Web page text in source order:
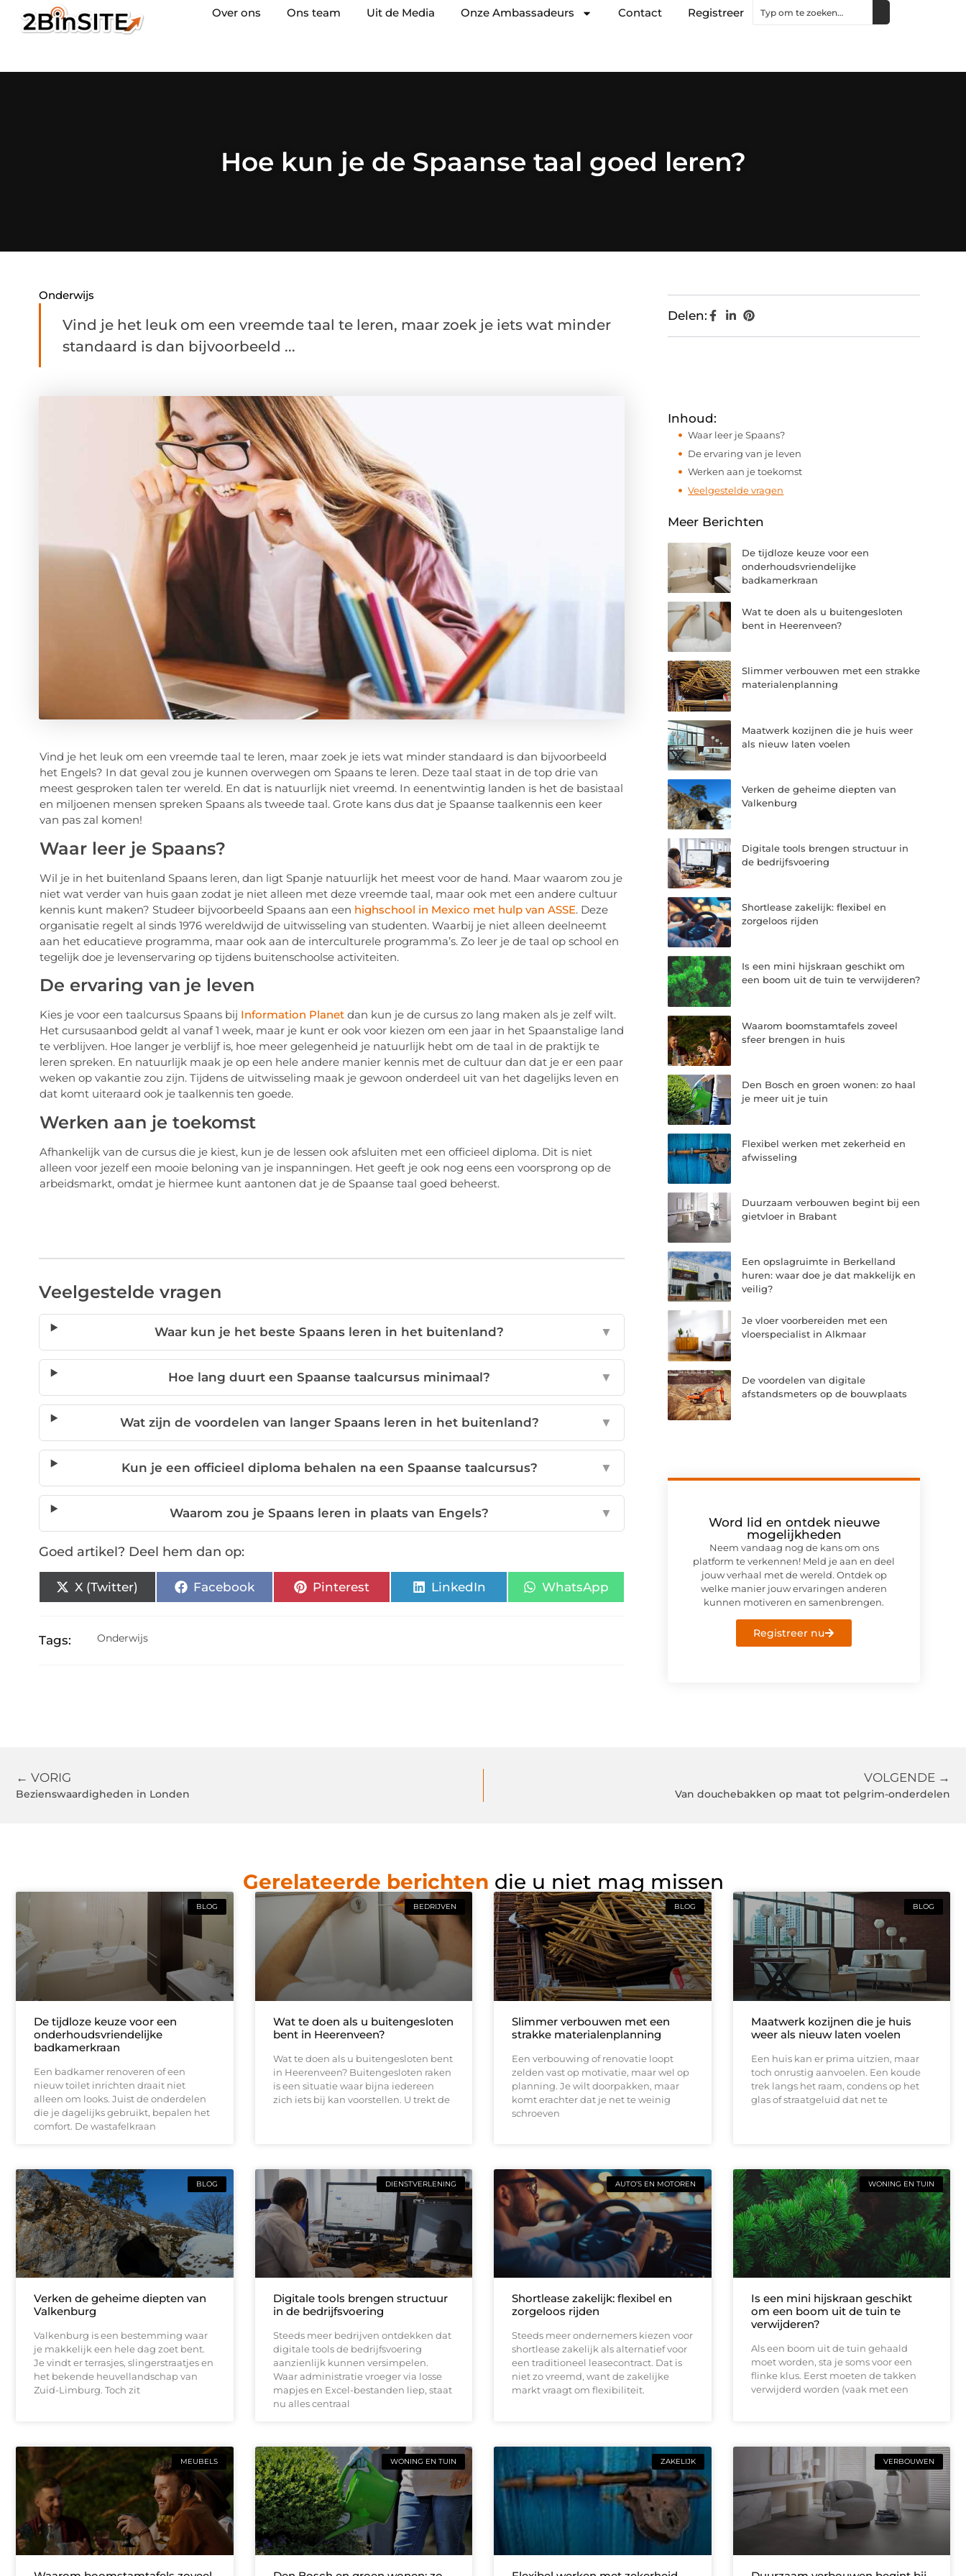
Over ons Ons team Uit de Media Onze Ambassadeurs Contact Registreer
Hoe kun je de Spaanse taal goed leren?
Onderwijs
Vind je het leuk om een vreemde taal te leren, maar zoek je iets wat minder
standaard is dan bijvoorbeeld ...
Vind je het leuk om een vreemde taal te leren, maar zoek je iets wat minder standaard is dan bijvoorbeeld
het Engels? In dat geval zou je kunnen overwegen om Spaans te leren. Deze taal staat in de top drie van
meest gesproken talen ter wereld. En dat is natuurlijk niet vreemd. In eenentwintig landen is het de basistaal
en miljoenen mensen spreken Spaans als tweede taal. Grote kans dus dat je Spaanse taalkennis een keer
van pas zal komen!
Waar leer je Spaans?
Wil je in het buitenland Spaans leren, dan ligt Spanje natuurlijk het meest voor de hand. Maar waarom zou je
niet wat verder van huis gaan zodat je niet alleen met deze vreemde taal, maar ook met een andere cultuur
kennis kunt maken? Studeer bijvoorbeeld Spaans aan een highschool in Mexico met hulp van ASSE. Deze
organisatie regelt al sinds 1976 wereldwijd de uitwisseling van studenten. Waarbij je niet alleen deelneemt
aan het educatieve programma, maar ook aan de interculturele programma’s. Zo leer je de taal op school en
tegelijk doe je levenservaring op tijdens buitenschoolse activiteiten.
De ervaring van je leven
Kies je voor een taalcursus Spaans bij Information Planetdan kun je de cursus zo lang maken als je zelf wilt.
Het cursusaanbod geldt al vanaf 1 week, maar je kunt er ook voor kiezen om een jaar in het Spaanstalige land
te verblijven. Hoe langer je verblijf is, hoe meer gelegenheid je natuurlijk hebt om de taal in de praktijk te
leren spreken. En natuurlijk maak je op een hele andere manier kennis met de cultuur dan dat je er een paar
weken op vakantie zou zijn. Tijdens de uitwisseling maak je gewoon onderdeel uit van het dagelijks leven en
dat komt uiteraard ook je taalkennis ten goede.
Werken aan je toekomst
Afhankelijk van de cursus die je kiest, kun je de lessen ook afsluiten met een officieel diploma. Dit is niet
alleen voor jezelf een mooie beloning van je inspanningen. Het geeft je ook nog eens een voorsprong op de
arbeidsmarkt, omdat je hiermee kunt aantonen dat je de Spaanse taal goed beheerst.
Veelgestelde vragen
Waar kun je het beste Spaans leren in het buitenland? ▼
Hoe lang duurt een Spaanse taalcursus minimaal? ▼
Wat zijn de voordelen van langer Spaans leren in het buitenland? ▼
Kun je een officieel diploma behalen na een Spaanse taalcursus? ▼
Waarom zou je Spaans leren in plaats van Engels? ▼
Goed artikel? Deel hem dan op:
X (Twitter) Facebook Pinterest LinkedIn WhatsApp
Tags: Onderwijs
Delen:
Inhoud:
Waar leer je Spaans?
De ervaring van je leven
Werken aan je toekomst
Veelgestelde vragen
Meer Berichten
De tijdloze keuze voor een
onderhoudsvriendelijke
badkamerkraan
Wat te doen als u buitengesloten
bent in Heerenveen?
Slimmer verbouwen met een strakke
materialenplanning
Maatwerk kozijnen die je huis weer
als nieuw laten voelen
Verken de geheime diepten van
Valkenburg
Digitale tools brengen structuur in
de bedrijfsvoering
Shortlease zakelijk: flexibel en
zorgeloos rijden
Is een mini hijskraan geschikt om
een boom uit de tuin te verwijderen?
Waarom boomstamtafels zoveel
sfeer brengen in huis
Den Bosch en groen wonen: zo haal
je meer uit je tuin
Flexibel werken met zekerheid en
afwisseling
Duurzaam verbouwen begint bij een
gietvloer in Brabant
Een opslagruimte in Berkelland
huren: waar doe je dat makkelijk en
veilig?
Je vloer voorbereiden met een
vloerspecialist in Alkmaar
De voordelen van digitale
afstandsmeters op de bouwplaats
Word lid en ontdek nieuwe
mogelijkheden
Neem vandaag nog de kans om ons
platform te verkennen! Meld je aan en deel
jouw verhaal met de wereld. Ontdek op
welke manier jouw ervaringen anderen
kunnen motiveren en samenbrengen.
Registreer nu
← VORIG
Bezienswaardigheden in Londen
VOLGENDE →
Van douchebakken op maat tot pelgrim-onderdelen
Gerelateerde berichten die u niet mag missen
BLOG
De tijdloze keuze voor een
onderhoudsvriendelijke
badkamerkraan
Een badkamer renoveren of een
nieuw toilet inrichten draait niet
alleen om looks. Juist de onderdelen
die je dagelijks gebruikt, bepalen het
comfort. De wastafelkraan
BEDRIJVEN
Wat te doen als u buitengesloten
bent in Heerenveen?
Wat te doen als u buitengesloten bent
in Heerenveen? Buitengesloten raken
is een situatie waar bijna iedereen
zich iets bij kan voorstellen. U trekt de
BLOG
Slimmer verbouwen met een
strakke materialenplanning
Een verbouwing of renovatie loopt
zelden vast op motivatie, maar wel op
planning. Je wilt doorpakken, maar
komt erachter dat je net te weinig
schroeven
BLOG
Maatwerk kozijnen die je huis
weer als nieuw laten voelen
Een huis kan er prima uitzien, maar
toch onrustig aanvoelen. Een koude
trek langs het raam, condens op het
glas of straatgeluid dat net te
BLOG
Verken de geheime diepten van
Valkenburg
Valkenburg is een bestemming waar
je makkelijk een hele dag zoet bent.
Je vindt er terrasjes, slingerstraatjes en
het bekende heuvellandschap van
Zuid-Limburg. Toch zit
DIENSTVERLENING
Digitale tools brengen structuur
in de bedrijfsvoering
Steeds meer bedrijven ontdekken dat
digitale tools de bedrijfsvoering
aanzienlijk kunnen versimpelen.
Waar administratie vroeger via losse
mapjes en Excel-bestanden liep, staat
nu alles centraal
AUTO’S EN MOTOREN
Shortlease zakelijk: flexibel en
zorgeloos rijden
Steeds meer ondernemers kiezen voor
shortlease zakelijk als alternatief voor
een traditioneel leasecontract. Dat is
niet zo vreemd, want de zakelijke
markt vraagt om flexibiliteit.
WONING EN TUIN
Is een mini hijskraan geschikt
om een boom uit de tuin te
verwijderen?
Als een boom uit de tuin gehaald
moet worden, sta je soms voor een
flinke klus. Eerst moeten de takken
verwijderd worden (vaak met een
MEUBELS WONING EN TUIN ZAKELIJK VERBOUWEN